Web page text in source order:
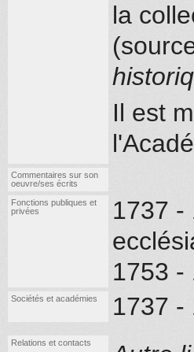
la
Il est
Commentaires sur son
oeuvre/ses écrits
Fonctions publiques et
privées
1737
1753
Sociétés et académies 1737
Relations et contacts